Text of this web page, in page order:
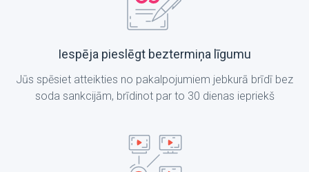
Iespēja pieslēgt beztermiņa līgumu
Jūs spēsiet atteikties no pakalpojumiem jebkurā brīdī bez
soda sankcijām, brīdinot par to 30 dienas iepriekš